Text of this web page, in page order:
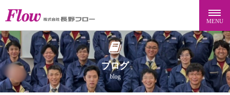
ブログ
blog